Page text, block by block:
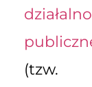
(tzw.